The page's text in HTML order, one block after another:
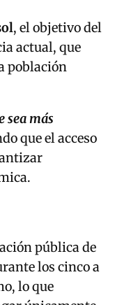
, el objetivo del
actual, que
población
sea más
que el acceso
pública de
los cinco a
lo que